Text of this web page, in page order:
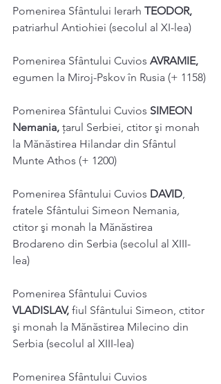
Pomenirea Sfântului Ierarh TEODOR,
patriarhul Antiohiei (secolul al XI-lea)
Pomenirea Sfântului Cuvios AVRAMIE,
egumen la Miroj-Pskov în Rusia (+ 1158)
Pomenirea Sfântului Cuvios SIMEON
Nemania, ţarul Serbiei, ctitor şi monah
la Mănăstirea Hilandar din Sfântul
Munte Athos (+ 1200)
Pomenirea Sfântului Cuvios DAVID
fratele Sfântului Simeon Nemania,
ctitor şi monah la Mănăstirea
Brodareno din Serbia (secolul al XIII-
lea)
Pomenirea Sfântului Cuvios
VLADISLAV, fiul Sfântului Simeon, ctitor
şi monah la Mănăstirea Milecino din
Serbia (secolul al XIII-lea)
Pomenirea Sfântului Cuvios